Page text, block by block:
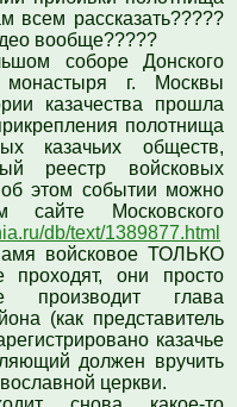
всем рассказать?????
вообще?????
соборе Донского
монастыря г. Москвы
казачества прошла
полотнища
казачьих обществ,
реестр войсковых
этом событии можно
сайте Московского
db/text/1389877.html
войсковое ТОЛЬКО
они просто
производит глава
(как представитель
казачье
должен вручить
церкви.